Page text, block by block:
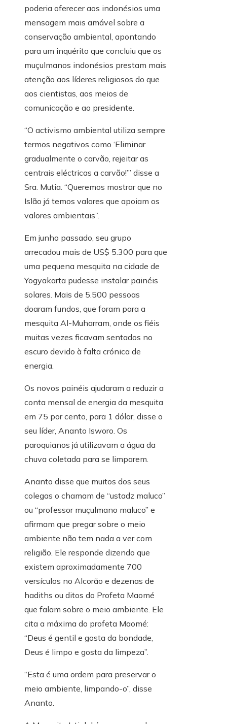
poderia oferecer aos indonésios uma
mensagem mais amável sobre a
conservação ambiental, apontando
para um inquérito que concluiu que os
muçulmanos indonésios prestam mais
atenção aos líderes religiosos do que
aos cientistas, aos meios de
comunicação e ao presidente.
“O activismo ambiental utiliza sempre
termos negativos como ‘Eliminar
gradualmente o carvão, rejeitar as
centrais eléctricas a carvão!’” disse a
Sra. Mutia. “Queremos mostrar que no
Islão já temos valores que apoiam os
valores ambientais”.
Em junho passado, seu grupo
arrecadou mais de US$ 5.300 para que
uma pequena mesquita na cidade de
Yogyakarta pudesse instalar painéis
solares. Mais de 5.500 pessoas
doaram fundos, que foram para a
mesquita Al-Muharram, onde os fiéis
muitas vezes ficavam sentados no
escuro devido à falta crónica de
energia.
Os novos painéis ajudaram a reduzir a
conta mensal de energia da mesquita
em 75 por cento, para 1 dólar, disse o
seu líder, Ananto Isworo. Os
paroquianos já utilizavam a água da
chuva coletada para se limparem.
Ananto disse que muitos dos seus
colegas o chamam de “ustadz maluco”
ou “professor muçulmano maluco” e
afirmam que pregar sobre o meio
ambiente não tem nada a ver com
religião. Ele responde dizendo que
existem aproximadamente 700
versículos no Alcorão e dezenas de
hadiths ou ditos do Profeta Maomé
que falam sobre o meio ambiente. Ele
cita a máxima do profeta Maomé:
“Deus é gentil e gosta da bondade,
Deus é limpo e gosta da limpeza”.
“Esta é uma ordem para preservar o
meio ambiente, limpando-o”, disse
Ananto.